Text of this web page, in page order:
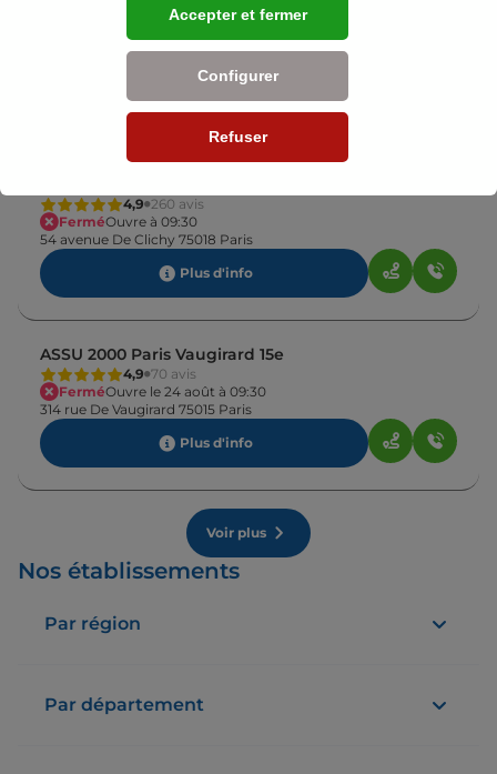
ASSU 2000 Paris Ornano
4,9
Ouvre le 17 août à 09:30
15 boulevard Ornano 75018 Paris
Plus d'info
4,9 260 avis
FerméOuvre à 09:30
54 avenue De Clichy 75018 Paris
Plus d'info
ASSU 2000 Paris Vaugirard 15e
4,9 70 avis
FerméOuvre le 24 août à 09:30
314 rue De Vaugirard 75015 Paris
Plus d'info
Voir plus
Nos établissements
Par région
Par département
Refuser
Configurer
Accepter et fermer